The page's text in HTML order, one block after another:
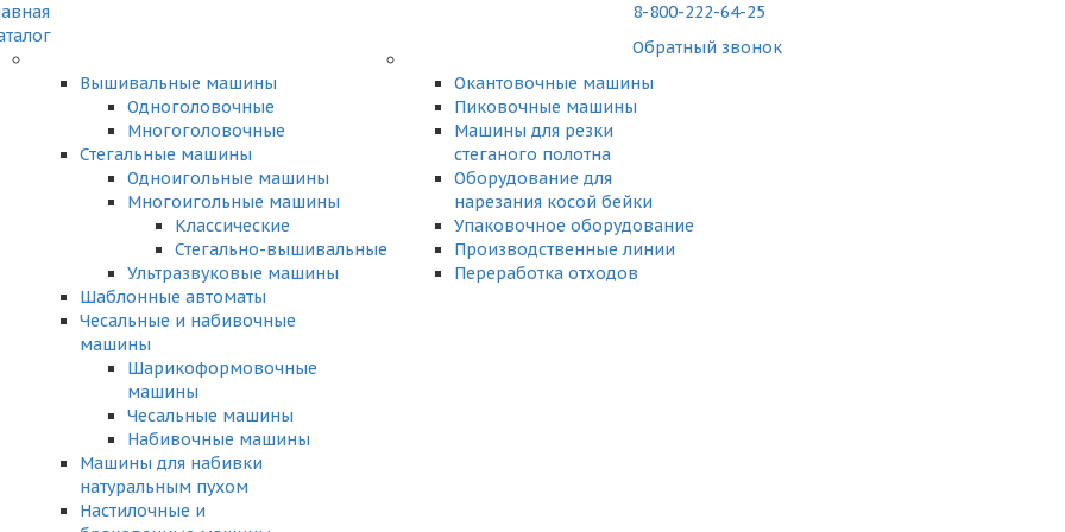
Вышивальные машины
Одноголовочные
Многоголовочные
Стегальные машины
Одноигольные машины
Многоигольные машины
Классические
Стегально-вышивальные
Ультразвуковые машины
Шаблонные автоматы
Чесальные и набивочные
машины
Шарикоформовочные
машины
Чесальные машины
Набивочные машины
Машины для набивки
натуральным пухом
Настилочные и
Окантовочные машины
Пиковочные машины
Машины для резки
стеганого полотна
Оборудование для
нарезания косой бейки
Упаковочное оборудование
Производственные линии
Переработка отходов
8-800-222-64-25
Обратный звонок